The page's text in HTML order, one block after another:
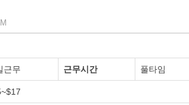
근무 근무시간 풀타임